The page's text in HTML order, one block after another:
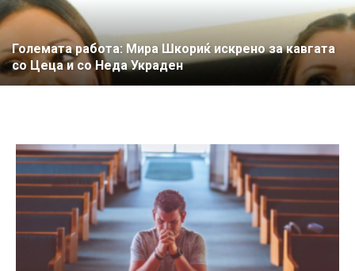
Големата работа: Мира Шкориќ искрено за кавгата
со Цеца и со Неда Украден